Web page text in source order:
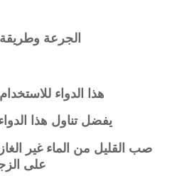
الجرعة
هذا الدواء
يفضل تناول هذا
صب القليل من الماء غير
على